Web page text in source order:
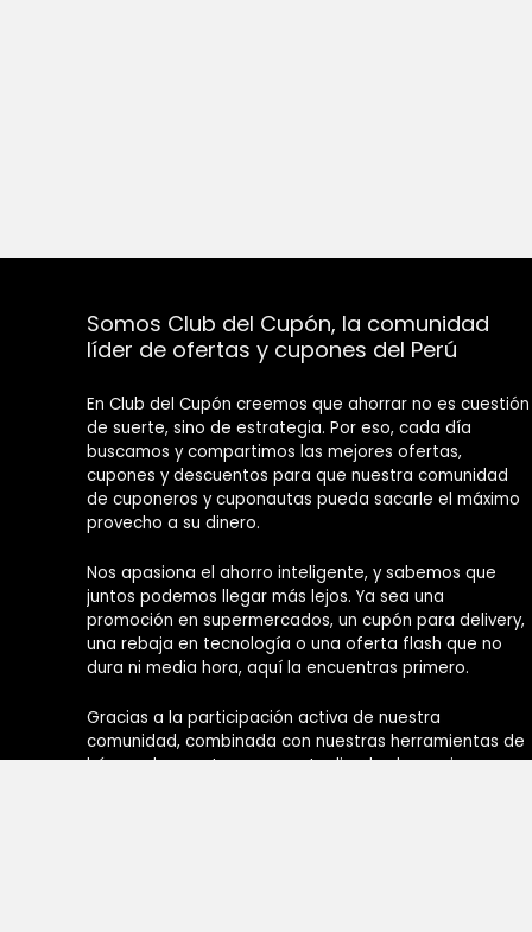
Somos Club del Cupón, la comunidad
líder de ofertas y cupones del Perú
En Club del Cupón creemos que ahorrar no es cuestión
de suerte, sino de estrategia. Por eso, cada día
buscamos y compartimos las mejores ofertas,
cupones y descuentos para que nuestra comunidad
de cuponeros y cuponautas pueda sacarle el máximo
provecho a su dinero.
Nos apasiona el ahorro inteligente, y sabemos que
juntos podemos llegar más lejos. Ya sea una
promoción en supermercados, un cupón para delivery,
una rebaja en tecnología o una oferta flash que no
dura ni media hora, aquí la encuentras primero.
Gracias a la participación activa de nuestra
comunidad, combinada con nuestras herramientas de
búsqueda, mantenemos actualizadas las mejores